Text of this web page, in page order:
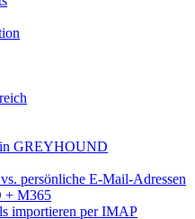
GREYHOUND
persönliche E-Mail-Adressen
+ M365
importieren per IMAP